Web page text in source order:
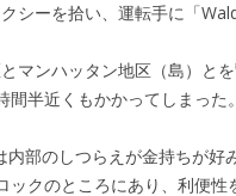
第15回 「近づく9月末」
第17回 「顧客の含み損」
第32回
第34回
シーを拾い、運転手に「
マンハッタン地区（島）と
半近くもかかってしまった。
内部のしつらえが金持ちが好
クのところにあり、利便性